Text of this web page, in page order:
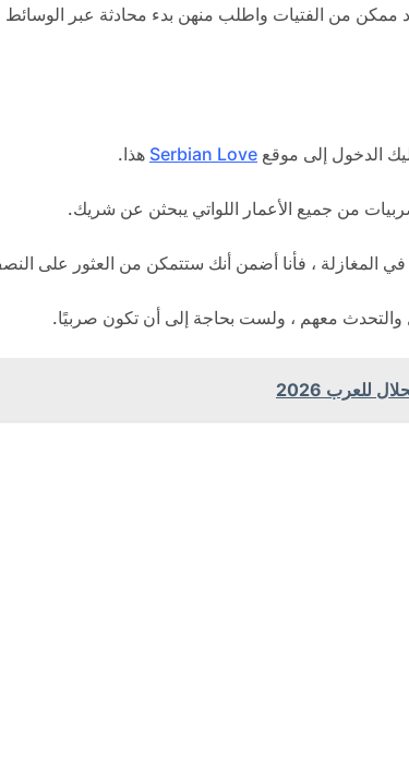
من الفتيات واطلب منهن بدء محادثة عبر الوسائط
الدخول إلى موقع Serbian Love هذا.
من جميع الأعمار اللواتي يبحثن عن شريك.
المغازلة ، فأنا أضمن أنك ستتمكن من العثور على
معهم ، ولست بحاجة إلى أن تكون صربيًا.
2026